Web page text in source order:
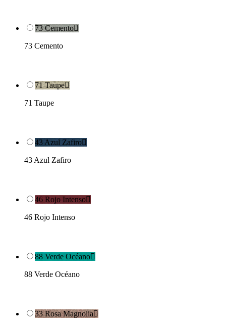
73 Cemento
73 Cemento
71 Taupe
71 Taupe
43 Azul Zafiro
43 Azul Zafiro
46 Rojo Intenso
46 Rojo Intenso
88 Verde Océano
88 Verde Océano
33 Rosa Magnolia